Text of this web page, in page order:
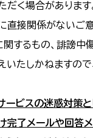
だく場合があります
直接関係がないご
関するもの、誹謗中
いたしかねますので
ービスの迷惑対策と
完了メールや回答